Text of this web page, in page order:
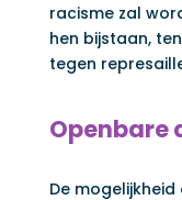
racisme zal
hen bijstaan,
tegen
Openbare
De